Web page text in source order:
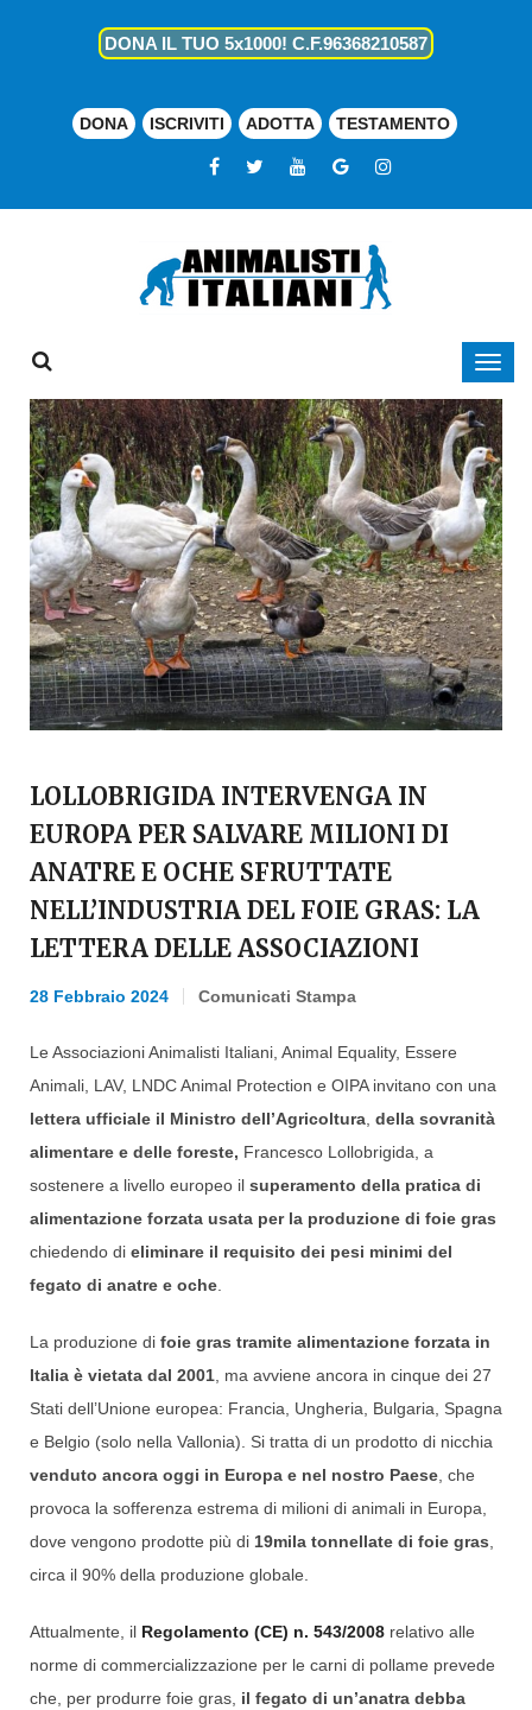
DONA IL TUO 5x1000! C.F.96368210587
DONA ISCRIVITI ADOTTA TESTAMENTO
LOLLOBRIGIDA INTERVENGA IN
EUROPA PER SALVARE MILIONI DI
ANATRE E OCHE SFRUTTATE
NELL’INDUSTRIA DEL FOIE GRAS: LA
LETTERA DELLE ASSOCIAZIONI
28 Febbraio 2024 Comunicati Stampa
Le Associazioni Animalisti Italiani, Animal Equality, Essere
Animali, LAV, LNDC Animal Protection e OIPA invitano con una
lettera ufficiale il Ministro dell’Agricoltura, della sovranità
alimentare e delle foreste, Francesco Lollobrigida, a
sostenere a livello europeo il superamento della pratica di
alimentazione forzata usata per la produzione di foie gras
chiedendo di eliminare il requisito dei pesi minimi del
fegato di anatre e oche.
La produzione di foie gras tramite alimentazione forzata in
Italia è vietata dal 2001, ma avviene ancora in cinque dei 27
Stati dell’Unione europea: Francia, Ungheria, Bulgaria, Spagna
e Belgio (solo nella Vallonia). Si tratta di un prodotto di nicchia
venduto ancora oggi in Europa e nel nostro Paese, che
provoca la sofferenza estrema di milioni di animali in Europa,
dove vengono prodotte più di 19mila tonnellate di foie gras,
circa il 90% della produzione globale.
Attualmente, il Regolamento (CE) n. 543/2008 relativo alle
norme di commercializzazione per le carni di pollame prevede
che, per produrre foie gras, il fegato di un’anatra debba